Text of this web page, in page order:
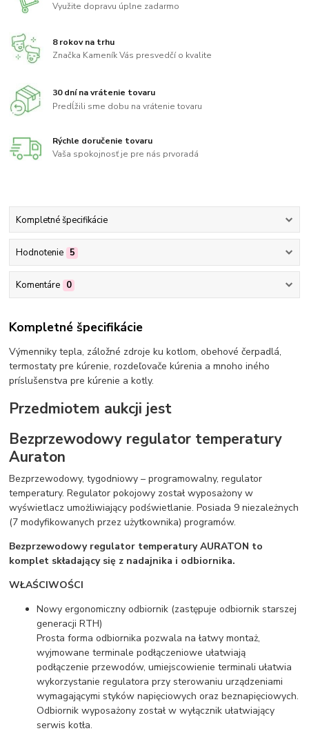
Využite dopravu úplne zadarmo
8 rokov na trhu
Značka Kameník Vás presvedčí o kvalite
30 dní na vrátenie tovaru
Predĺžili sme dobu na vrátenie tovaru
Rýchle doručenie tovaru
Vaša spokojnosť je pre nás prvoradá
Kompletné špecifikácie
Hodnotenie 5
Komentáre 0
Kompletné špecifikácie
Výmenniky tepla, záložné zdroje ku kotlom, obehové čerpadlá,
termostaty pre kúrenie, rozdeľovače kúrenia a mnoho iného
príslušenstva pre kúrenie a kotly.
Przedmiotem aukcji jest
Bezprzewodowy regulator temperatury
Auraton
Bezprzewodowy, tygodniowy – programowalny, regulator
temperatury. Regulator pokojowy został wyposażony w
wyświetlacz umożliwiający podświetlanie. Posiada 9 niezależnych
(7 modyfikowanych przez użytkownika) programów.
Bezprzewodowy regulator temperatury AURATON to
komplet składający się z nadajnika i odbiornika.
WŁAŚCIWOŚCI
Nowy ergonomiczny odbiornik (zastępuje odbiornik starszej
generacji RTH)
Prosta forma odbiornika pozwala na łatwy montaż,
wyjmowane terminale podłączeniowe ułatwiają
podłączenie przewodów, umiejscowienie terminali ułatwia
wykorzystanie regulatora przy sterowaniu urządzeniami
wymagającymi styków napięciowych oraz beznapięciowych.
Odbiornik wyposażony został w wyłącznik ułatwiający
serwis kotła.